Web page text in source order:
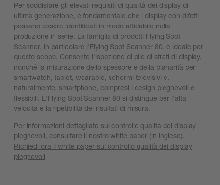
Per soddisfare gli elevati requisiti di qualità dei display di
ultima generazione, è fondamentale che i display con difetti
possano essere identificati in modo affidabile nella
produzione in serie. La famiglia di prodotti Flying Spot
Scanner, in particolare l'Flying Spot Scanner 80, è ideale per
questo scopo. Consente l'ispezione di pile di strati di display,
nonché la misurazione dello spessore e della planarità per
smartwatch, tablet, wearable, schermi televisivi e,
naturalmente, smartphone, compresi i design pieghevoli e
flessibili. L'Flying Spot Scanner 80 si distingue per l'alta
velocità e la ripetibilità dei risultati di misura.
Per informazioni dettagliate sul controllo qualità dei display
pieghevoli, consultare il nostro white paper (in inglese).
Richiedi ora il white paper sul controllo qualità dei display
pieghevoli